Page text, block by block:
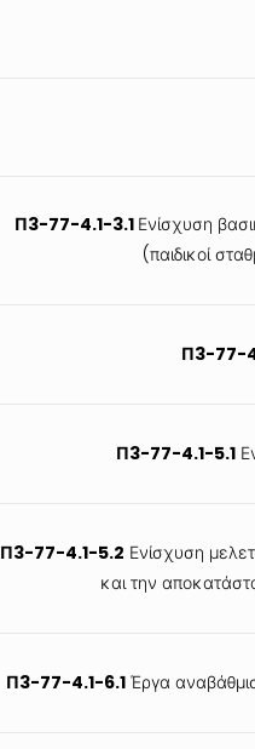
Π3-77-4.1-3.1 Ενίσχυση
(παιδικοί
Π3-77-
Π3-77-4.1-5.1
Π3-77-4.1-5.2 Ενίσχυση
και την
Π3-77-4.1-6.1Έργα